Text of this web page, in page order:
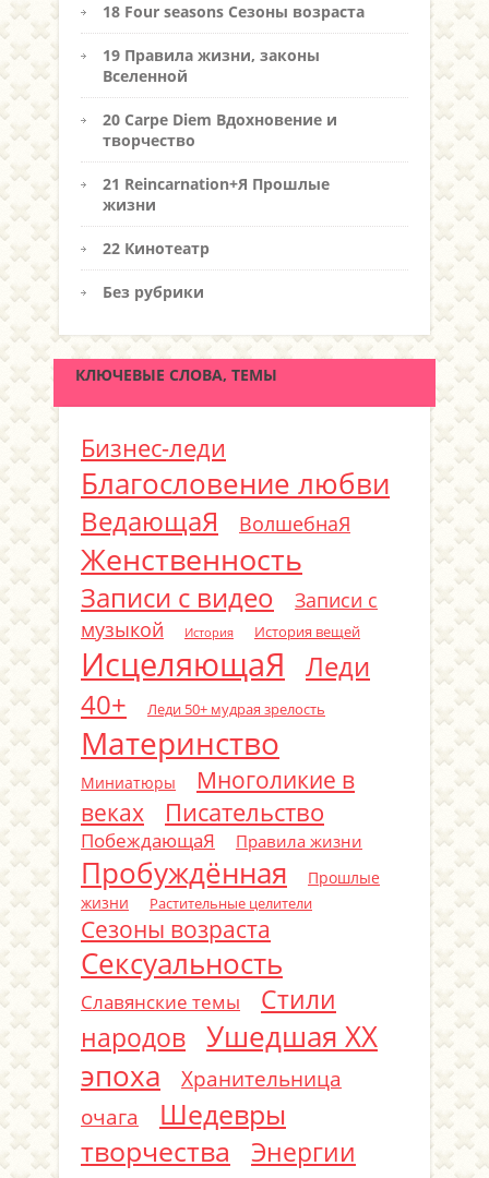
18 Four seasons Сезоны возраста
19 Правила жизни, законы
Вселенной
20 Carpe Diem Вдохновение и
творчество
21 Reincarnation+Я Прошлые
жизни
22 Кинотеатр
Без рубрики
КЛЮЧЕВЫЕ СЛОВА, ТЕМЫ
Бизнес-леди
Благословение любви
ВедающаЯ ВолшебнаЯ
Женственность
Записи с видео
Записи с
музыкой
История История вещей
ИсцеляющаЯ
Леди
40+
Леди 50+ мудрая зрелость
Материнство
Миниатюры
Многоликие в
веках
Писательство
ПобеждающаЯ Правила жизни
Пробуждённая
Прошлые
жизни
Растительные целители
Сезоны возраста
Сексуальность
Славянские темы
Стили
народов
Ушедшая ХХ
эпоха
Хранительница
очага
Шедевры
творчества
Энергии